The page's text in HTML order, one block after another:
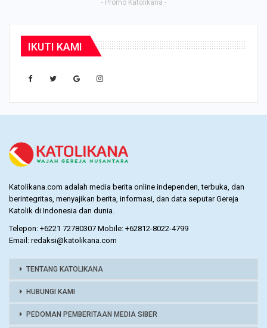
- Promo Katolikana -
IKUTI KAMI
Katolikana.com adalah media berita online independen, terbuka, dan
berintegritas, menyajikan berita, informasi, dan data seputar Gereja
Katolik di Indonesia dan dunia.
Telepon: +6221 72780307 Mobile: +62812-8022-4799
Email: redaksi@katolikana.com
TENTANG KATOLIKANA
HUBUNGI KAMI
PEDOMAN PEMBERITAAN MEDIA SIBER